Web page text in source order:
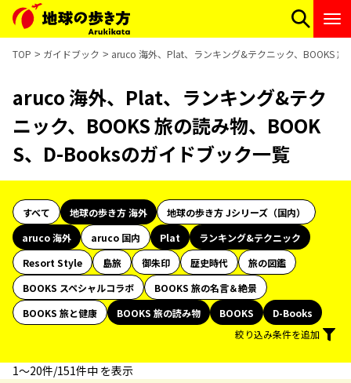
TOP ガイドブック aruco 海外、Plat、ランキング&テクニック、BOOKS
aruco 海外、Plat、ランキング&テク
ニック、BOOKS 旅の読み物、BOOK
S、D-Booksのガイドブック一覧
すべて 地球の歩き方 海外
地球の歩き方 Jシリーズ（国内）
aruco 海外
aruco 国内 Plat
ランキング&テクニック
Resort Style
島旅 御朱印 歴史時代
旅の図鑑
BOOKS スペシャルコラボ
BOOKS 旅の名言＆絶景
BOOKS 旅と健康
BOOKS 旅の読み物 BOOKS
D-Books
絞り込み条件を追加
1〜20件/151件中 を表示